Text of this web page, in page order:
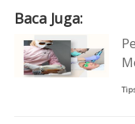
Baca Juga: